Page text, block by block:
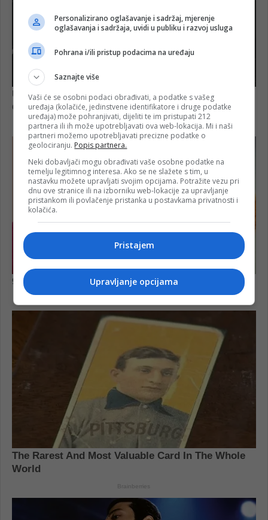
Personalizirano oglašavanje i sadržaj, mjerenje
oglašavanja i sadržaja, uvidi u publiku i razvoj usluga
Pohrana i/ili pristup podacima na uređaju
Saznajte više
Vaši će se osobni podaci obrađivati, a podatke s vašeg
uređaja (kolačiće, jedinstvene identifikatore i druge podatke
uređaja) može pohranjivati, dijeliti te im pristupati 212
partnera ili ih može upotrebljavati ova web-lokacija. Mi i naši
partneri možemo upotrebljavati precizne podatke o
geolociranju. Popis partnera.
Neki dobavljači mogu obrađivati vaše osobne podatke na
temelju legitimnog interesa. Ako se ne slažete s tim, u
nastavku možete upravljati svojim opcijama. Potražite vezu pri
dnu ove stranice ili na izborniku web-lokacije za upravljanje
pristankom ili povlačenje pristanka u postavkama privatnosti i
kolačića.
Pristajem
Upravljanje opcijama